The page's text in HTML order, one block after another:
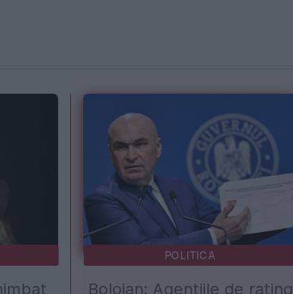
POLITICA
Bolojan: Agențiile de rating